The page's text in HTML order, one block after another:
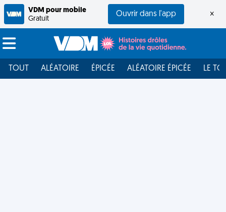
VDM pour mobile
Gratuit
Ouvrir dans l'app ×
TOUT ALÉATOIRE ÉPICÉE ALÉATOIRE ÉPICÉE LE